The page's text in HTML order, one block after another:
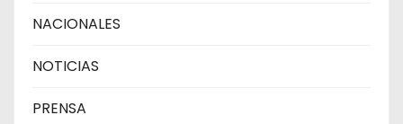
NACIONALES
NOTICIAS
PRENSA